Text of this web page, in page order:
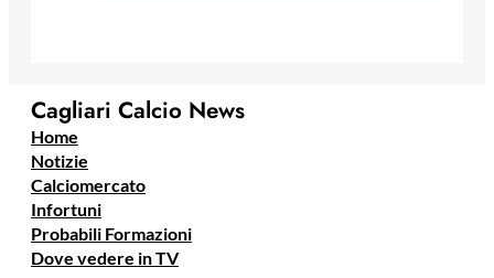
Cagliari Calcio News
Home
Notizie
Calciomercato
Infortuni
Probabili Formazioni
Dove vedere in TV